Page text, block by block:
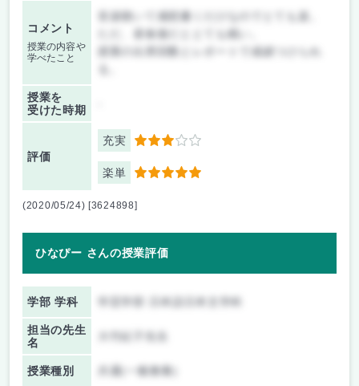
コメント
授業の内容や
学べたこと
音楽聴いて感想書くだけなのでとても楽。
ただ、昼食後だととても眠い。
授業の出席回数とレポートで成績つけられ
授業を
受けた時期
評価
充実 3
楽単 5
(2020/05/24) [3624898]
ひなぴー さんの授業評価
学部 学科
担当の先生
名
授業種別 共通(一般教養)